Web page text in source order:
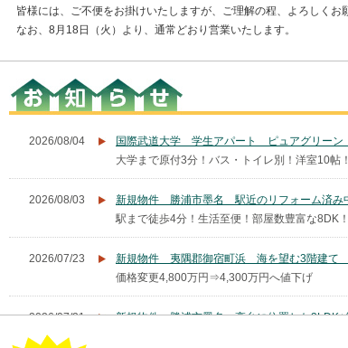
皆様には、ご不便をお掛けいたしますが、ご理解の程、よろしくお
なお、8月18日（火）より、通常どおり営業いたします。
2026/08/04
国際武道大学 学生アパート ピュアグリー
大学まで原付3分！バス・トイレ別！洋室10帖
2026/08/03
新規物件 勝浦市墨名 駅近のリフォーム済
駅まで徒歩4分！生活至便！部屋数豊富な8DK！
2026/07/23
新規物件 夷隅郡御宿町浜 海を望む3階建て
価格変更4,800万円⇒4,300万円へ値下げ
2026/07/21
新規物件 勝浦市墨名 高台に位置した